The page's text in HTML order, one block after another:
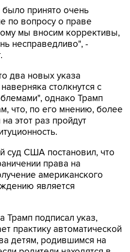
принято очень
по вопросу о праве
мы вносим коррективы,
несправедливо", -
два новых указа
столкнутся с
однако Трамп
что, по его мнению, более
этот раз пройдут
суд США постановил, что
права на
американского
является
Трамп подписал указ,
практику автоматической
детям, родившимся на